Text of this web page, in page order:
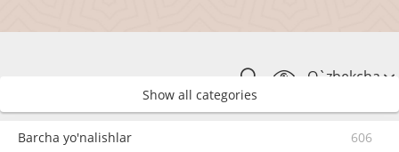
O`zbekcha
Show all categories
Barcha yo'nalishlar 606